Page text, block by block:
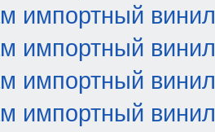
импортный винил
импортный винил
импортный винил
импортный винил